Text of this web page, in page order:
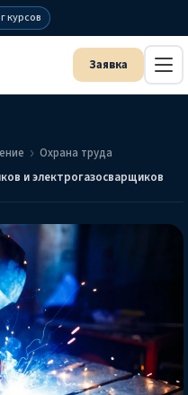
курсов
Охрана труда
и электрогазосварщиков